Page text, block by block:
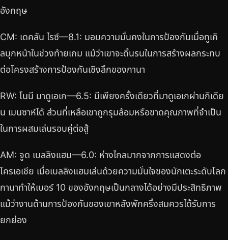
อังกฤษ
CM: เดคลัน ไรซ์—8.1: มอบความมั่นคงในการป้องกันเมื่อทูเคิ
ลบุกหน้าในช่วงท้ายเกม แม้ว่าเขาจะดิ้นรนในการสร้างผลกระทบ
ต่อโครงสร้างการป้องกันเชิงลึกของกานา
RW: โนนี มาดูเอเก—6.5: มีเพียงครั้งเดียวที่มาดูเอเกผ่านกิเดีย
น เมนซาห์ได้ ส่วนที่เหลือเขาถูกรุมล้อมหรือขาดคุณภาพที่จำเป็น
ในการผสมเล่นรอบคู่ต่อสู้
AM: จูด เบลลิงแฮม—6.0: ห่างไกลมากจากการแสดงต่อ
โครเอเชีย เมื่อเบลลิงแฮมเล่นด้วยความมั่นใจของนักเตะระดับโลก
กานาทำให้เบอร์ 10 ของอังกฤษเป็นกลางได้อย่างมีประสิทธิภาพ
แม้ว่างานด้านการป้องกันของเขาหลังพักครึ่งสมควรได้รับการ
ยกย่อง